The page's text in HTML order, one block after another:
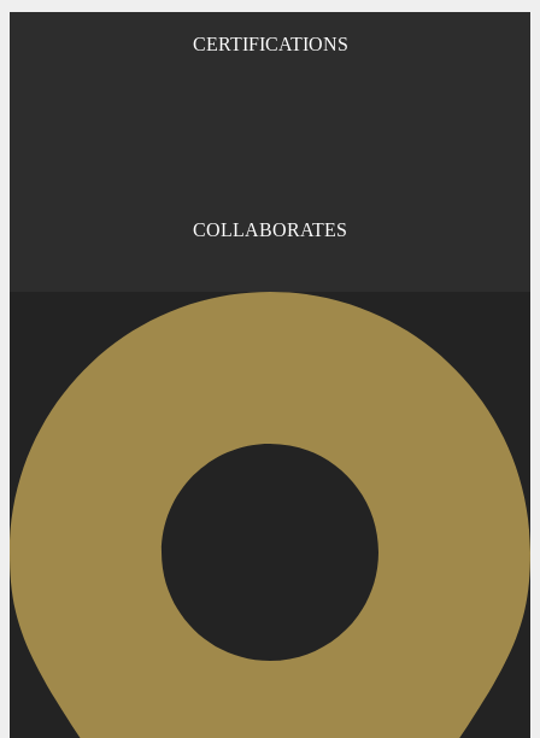
CERTIFICATIONS
COLLABORATES